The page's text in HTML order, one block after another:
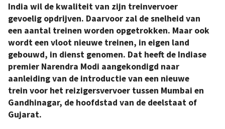
India wil de kwaliteit van zijn treinvervoer
gevoelig opdrijven. Daarvoor zal de snelheid van
een aantal treinen worden opgetrokken. Maar ook
wordt een vloot nieuwe treinen, in eigen land
gebouwd, in dienst genomen. Dat heeft de Indiase
premier Narendra Modi aangekondigd naar
aanleiding van de introductie van een nieuwe
trein voor het reizigersvervoer tussen Mumbai en
Gandhinagar, de hoofdstad van de deelstaat of
Gujarat.